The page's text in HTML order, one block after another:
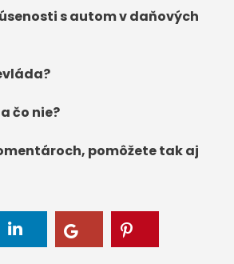
s autom v daňových
čo nie?
pomôžete tak aj